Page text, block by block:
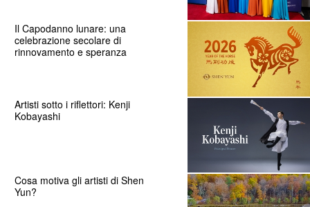
Il Capodanno lunare: una
celebrazione secolare di
rinnovamento e speranza
Artisti sotto i riflettori: Kenji
Kobayashi
Cosa motiva gli artisti di Shen
Yun?